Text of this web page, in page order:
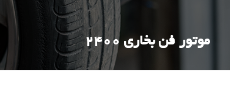
موتور فن بخاری 2400